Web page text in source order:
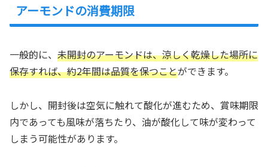
アーモンドの消費期限
一般的に、 未開封のアーモンドは、涼しく乾燥した場所に
保存すれば、約2年間は品質を保つことができます。
しかし、開封後は空気に触れて酸化が進むため、賞味期限
内であっても風味が落ちたり、油が酸化して味が変わって
しまう可能性があります。